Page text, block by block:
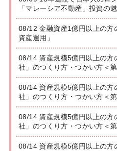
「マレーシア不動産」投資の
08/12 金融資産1億円以上の方
資産運用」
08/14 資産規模5億円以上の方
社」のつくり方・つかい方＜
08/14 資産規模5億円以上の方
社」のつくり方・つかい方＜
08/14 資産規模5億円以上の方
社」のつくり方・つかい方＜
08/14 資産規模5億円以上の方